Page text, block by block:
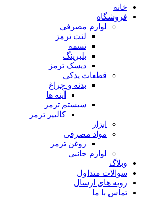
خانه
فروشگاه
لوازم مصرفی
لنت ترمز
تسمه
بلبرینگ
دیسک ترمز
قطعات یدکی
بدنه و چراغ
آینه ها
سیستم ترمز
کالیپر ترمز
ابزار
مواد مصرفی
روغن ترمز
لوازم جانبی
وبلاگ
سوالات متداول
رویه های ارسال
تماس با ما